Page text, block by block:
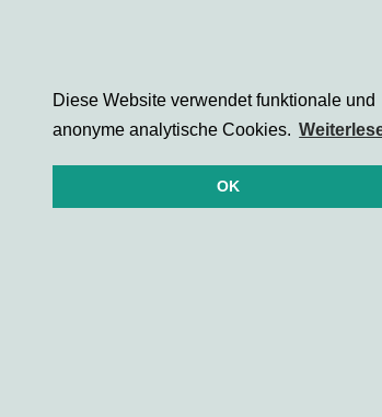
Diese Website verwendet funktionale und
anonyme analytische Cookies.
OK